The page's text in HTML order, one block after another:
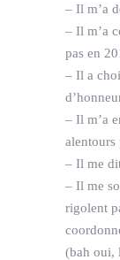
– Il m’a
– Il m’a
pas en
– Il a
– Il m’a
alentours
– Il me
– Il me
rigolent
(bah oui,